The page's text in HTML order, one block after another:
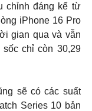
chỉnh đáng kể từ
iPhone 16 Pro
gian qua và vẫn
chỉ còn 30,29
sẽ có các suất
Series 10 bản